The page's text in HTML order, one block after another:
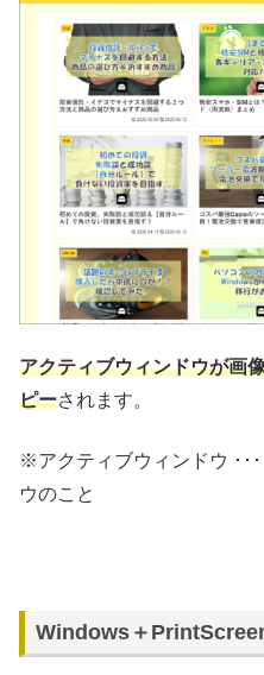
アクティブウィンドウが画
ピーされます。
※アクティブウィンドウ ･･
ウのこと
Windows＋